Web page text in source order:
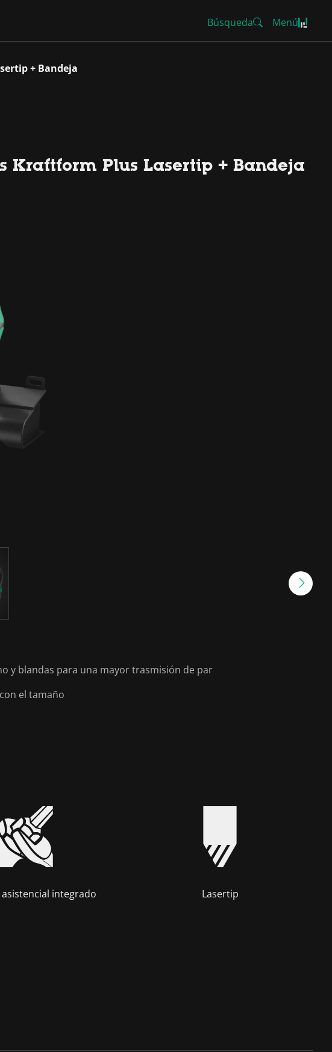
Búsqueda Menú
+ Bandeja
Kraftform Plus Lasertip + Bandeja
y blandas para una mayor trasmisión de par
el tamaño
integrado Lasertip